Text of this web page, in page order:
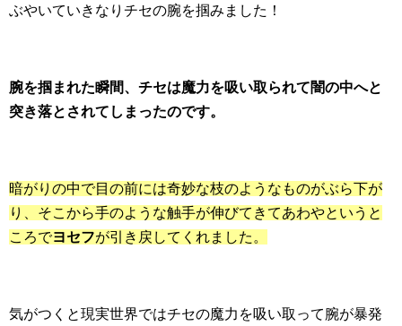
ぶやいていきなりチセの腕を掴みました！
腕を掴まれた瞬間、チセは魔力を吸い取られて闇の中へと
突き落とされてしまったのです。
暗がりの中で目の前には奇妙な枝のようなものがぶら下が
り、そこから手のような触手が伸びてきてあわやというと
ころでヨセフが引き戻してくれました。
気がつくと現実世界ではチセの魔力を吸い取って腕が暴発